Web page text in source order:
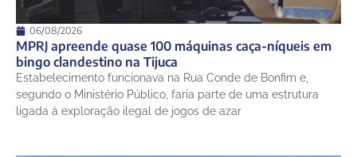
06/08/2026
MPRJ apreende quase 100 máquinas caça-níqueis em
bingo clandestino na Tijuca
Estabelecimento funcionava na Rua Conde de Bonfim e,
segundo o Ministério Público, faria parte de uma estrutura
ligada à exploração ilegal de jogos de azar